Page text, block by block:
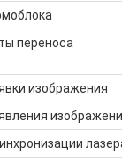
переноса
изображения